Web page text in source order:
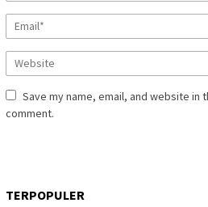
Save my name, email, and website
comment.
TERPOPULER